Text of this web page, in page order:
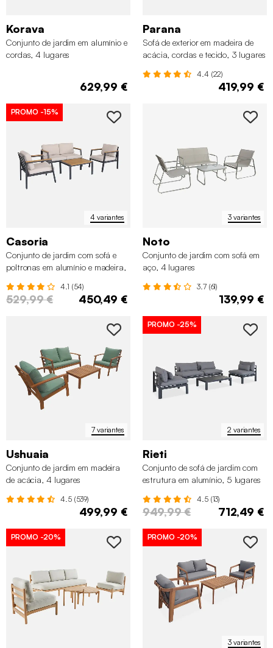
Korava
Conjunto de jardim em alumínio e
cordas, 4 lugares
629,99 €
Parana
Sofá de exterior em madeira de
acácia, cordas e tecido, 3 lugares
4.4 (22)
419,99 €
4 variantes
PROMO -15%
Casoria
Conjunto de jardim com sofá e
poltronas em alumínio e madeira,
4.1 (54)
529,99 € 450,49 €
3 variantes
Noto
Conjunto de jardim com sofá em
aço, 4 lugares
3.7 (61)
139,99 €
7 variantes
Ushuaia
Conjunto de jardim em madeira
de acácia, 4 lugares
4.5 (539)
499,99 €
2 variantes
PROMO -25%
Rieti
Conjunto de sofá de jardim com
estrutura em alumínio, 5 lugares
4.5 (13)
949,99 € 712,49 €
PROMO -20%
3 variantes
PROMO -20%